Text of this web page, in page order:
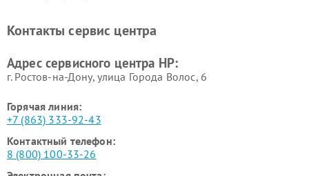
Контакты сервис центра
Адрес сервисного центра HP:
г. Ростов-на-Дону, улица Города Волос, 6
Горячая линия:
+7 (863) 333-92-43
Контактный телефон:
8 (800) 100-33-26